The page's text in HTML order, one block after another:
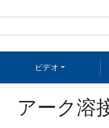
ビデオ
アーク溶